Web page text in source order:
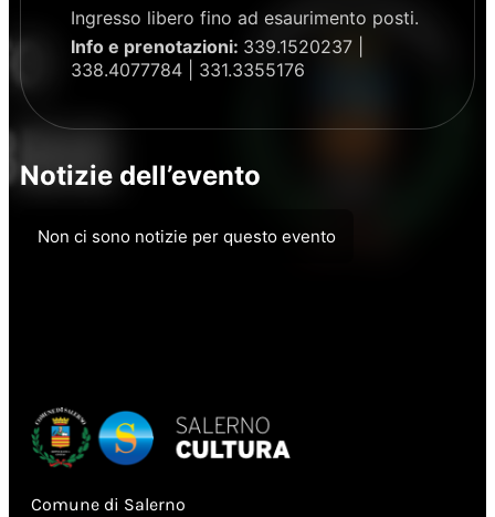
Ingresso libero fino ad esaurimento posti.
Info e prenotazioni: 339.1520237 |
338.4077784 | 331.3355176
Notizie dell’evento
Non ci sono notizie per questo evento
Comune di Salerno